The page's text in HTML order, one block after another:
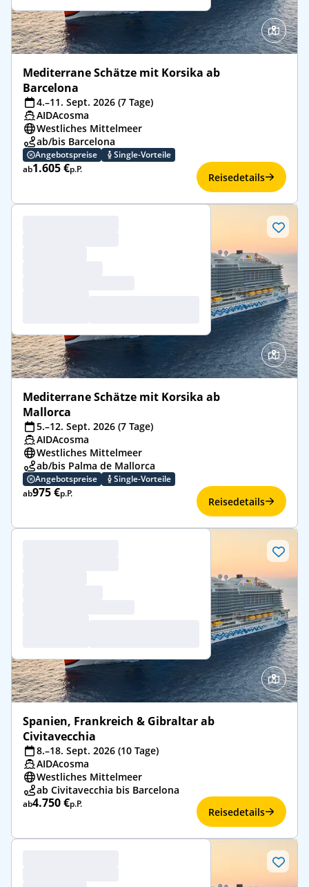
Mediterrane Schätze mit Korsika ab
Barcelona
4.–11. Sept. 2026 (7 Tage)
AIDAcosma
Westliches Mittelmeer
ab/bis Barcelona
Angebotspreise
Single-Vorteile
ab1.605 €p.P.
Reisedetails
Mediterrane Schätze mit Korsika ab
Mallorca
5.–12. Sept. 2026 (7 Tage)
AIDAcosma
Westliches Mittelmeer
ab/bis Palma de Mallorca
Angebotspreise
Single-Vorteile
ab975 €p.P.
Reisedetails
Spanien, Frankreich & Gibraltar ab
Civitavecchia
8.–18. Sept. 2026 (10 Tage)
AIDAcosma
Westliches Mittelmeer
ab Civitavecchia bis Barcelona
ab4.750 €p.P.
Reisedetails